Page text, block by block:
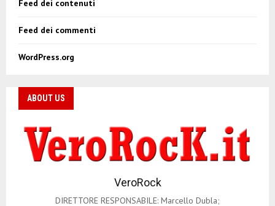
Feed dei contenuti
Feed dei commenti
WordPress.org
ABOUT US
VeroRock
DIRETTORE RESPONSABILE: Marcello Dubla;